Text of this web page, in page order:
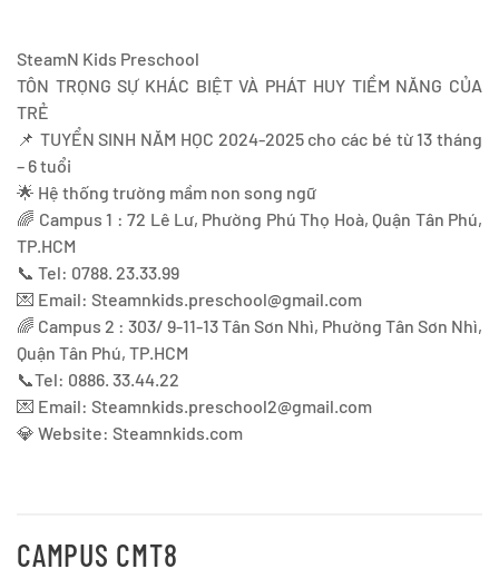
SteamN Kids Preschool
TÔN TRỌNG SỰ KHÁC BIỆT VÀ PHÁT HUY TIỀM NĂNG CỦA
TRẺ
📌 TUYỂN SINH NĂM HỌC 2024-2025 cho các bé từ 13 tháng
– 6 tuổi
🌟 Hệ thống trường mầm non song ngữ
🌈 Campus 1 : 72 Lê Lư, Phường Phú Thọ Hoà, Quận Tân Phú,
TP.HCM
📞 Tel: 0788. 23.33.99
💌 Email: Steamnkids.preschool@gmail.com
🌈 Campus 2 : 303/ 9-11-13 Tân Sơn Nhì, Phường Tân Sơn Nhì,
Quận Tân Phú, TP.HCM
📞Tel: 0886. 33.44.22
💌 Email: Steamnkids.preschool2@gmail.com
💎 Website: Steamnkids.com
CAMPUS CMT8